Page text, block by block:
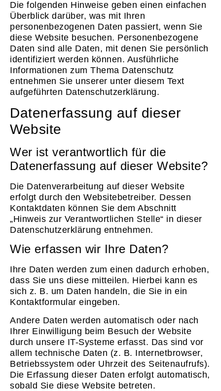
Die folgenden Hinweise geben einen einfachen
Überblick darüber, was mit Ihren
personenbezogenen Daten passiert, wenn Sie
diese Website besuchen. Personenbezogene
Daten sind alle Daten, mit denen Sie persönlich
identifiziert werden können. Ausführliche
Informationen zum Thema Datenschutz
entnehmen Sie unserer unter diesem Text
aufgeführten Datenschutzerklärung.
Datenerfassung auf dieser
Website
Wer ist verantwortlich für die
Datenerfassung auf dieser Website?
Die Datenverarbeitung auf dieser Website
erfolgt durch den Websitebetreiber. Dessen
Kontaktdaten können Sie dem Abschnitt
„Hinweis zur Verantwortlichen Stelle“ in dieser
Datenschutzerklärung entnehmen.
Wie erfassen wir Ihre Daten?
Ihre Daten werden zum einen dadurch erhoben,
dass Sie uns diese mitteilen. Hierbei kann es
sich z. B. um Daten handeln, die Sie in ein
Kontaktformular eingeben.
Andere Daten werden automatisch oder nach
Ihrer Einwilligung beim Besuch der Website
durch unsere IT-Systeme erfasst. Das sind vor
allem technische Daten (z. B. Internetbrowser,
Betriebssystem oder Uhrzeit des Seitenaufrufs).
Die Erfassung dieser Daten erfolgt automatisch,
sobald Sie diese Website betreten.